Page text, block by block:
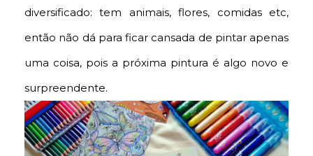
diversificado: tem animais, flores, comidas etc,
então não dá para ficar cansada de pintar apenas
uma coisa, pois a próxima pintura é algo novo e
surpreendente.